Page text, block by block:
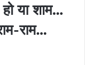
या शाम…
राम…